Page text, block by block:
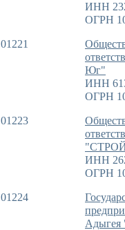
ИНН
ОГРН
01221
Юг"
ИНН
ОГРН
01223
ИНН
ОГРН
01224
Адыгея